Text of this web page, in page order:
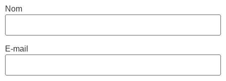
Nom
E-mail